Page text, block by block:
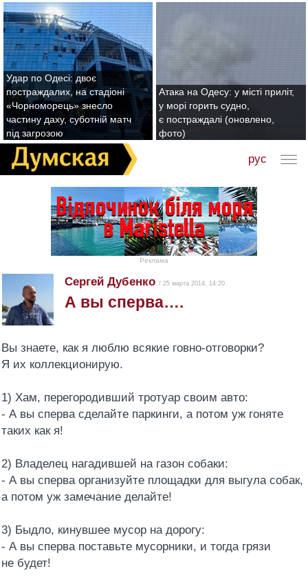
Удар по Одесі: двоє
постраждалих, на стадіоні
«Чорноморець» знесло
частину даху, суботній матч
під загрозою
Атака на Одесу: у місті приліт,
у морі горить судно,
є постраждалі (оновлено,
фото)
рус
Реклама
Сергей Дубенко / 25 марта 2014, 14:20
А вы сперва….
Вы знаете, как я люблю всякие говно-отговорки?
Я их коллекционирую.
1) Хам, перегородивший тротуар своим авто:
- А вы сперва сделайте паркинги, а потом уж гоняте
таких как я!
2) Владелец нагадившей на газон собаки:
- А вы сперва организуйте площадки для выгула собак,
а потом уж замечание делайте!
3) Быдло, кинувшее мусор на дорогу:
- А вы сперва поставьте мусорники, и тогда грязи
не будет!